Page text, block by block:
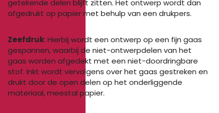
getekende delen blijft zitten. Het ontwerp wordt dan
afgedrukt op papier met behulp van een drukpers.
Zeefdruk: Hierbij wordt een ontwerp op een fijn gaas
gespannen, waarbij de niet-ontwerpdelen van het
gaas worden afgedekt met een niet-doordringbare
stof. Inkt wordt vervolgens over het gaas gestreken en
drukt door de open delen op het onderliggende
materiaal, meestal papier.